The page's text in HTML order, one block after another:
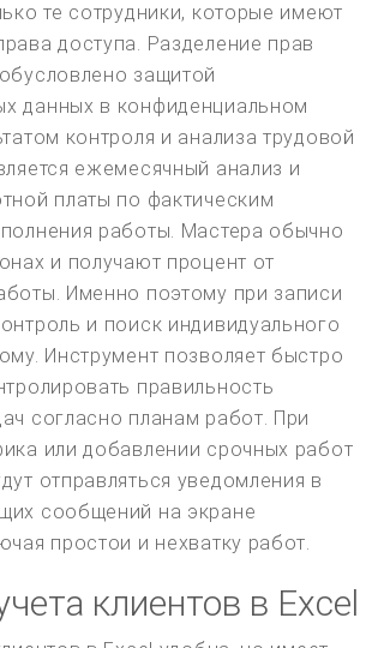
те сотрудники, которые имеют
доступа. Разделение прав
защитой
данных в конфиденциальном
контроля и анализа трудовой
ежемесячный анализ и
платы по фактическим
работы. Мастера обычно
и получают процент от
Именно поэтому при записи
и поиск индивидуального
Инструмент позволяет быстро
правильность
согласно планам работ. При
или добавлении срочных работ
отправляться уведомления в
сообщений на экране
простои и нехватку работ.
клиентов в Excel